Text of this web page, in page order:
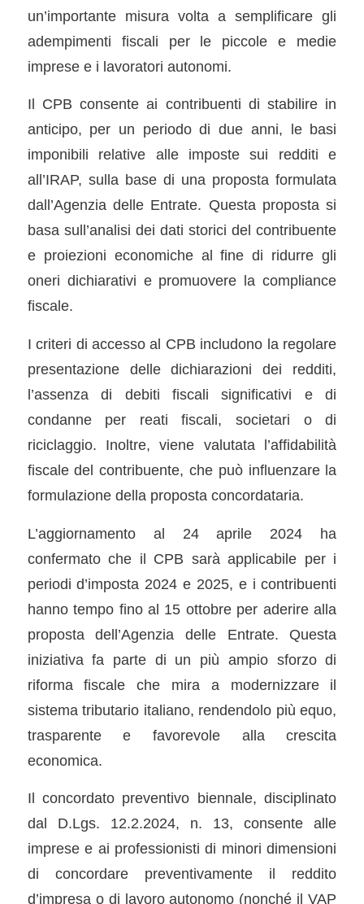
un’importante misura volta a semplificare gli
adempimenti fiscali per le piccole e medie
imprese e i lavoratori autonomi.
Il CPB consente ai contribuenti di stabilire in
anticipo, per un periodo di due anni, le basi
imponibili relative alle imposte sui redditi e
all’IRAP, sulla base di una proposta formulata
dall’Agenzia delle Entrate. Questa proposta si
basa sull’analisi dei dati storici del contribuente
e proiezioni economiche al fine di ridurre gli
oneri dichiarativi e promuovere la compliance
fiscale.
I criteri di accesso al CPB includono la regolare
presentazione delle dichiarazioni dei redditi,
l’assenza di debiti fiscali significativi e di
condanne per reati fiscali, societari o di
riciclaggio. Inoltre, viene valutata l’affidabilità
fiscale del contribuente, che può influenzare la
formulazione della proposta concordataria.
L’aggiornamento al 24 aprile 2024 ha
confermato che il CPB sarà applicabile per i
periodi d’imposta 2024 e 2025, e i contribuenti
hanno tempo fino al 15 ottobre per aderire alla
proposta dell’Agenzia delle Entrate. Questa
iniziativa fa parte di un più ampio sforzo di
riforma fiscale che mira a modernizzare il
sistema tributario italiano, rendendolo più equo,
trasparente e favorevole alla crescita
economica.
Il concordato preventivo biennale, disciplinato
dal D.Lgs. 12.2.2024, n. 13, consente alle
imprese e ai professionisti di minori dimensioni
di concordare preventivamente il reddito
d’impresa o di lavoro autonomo (nonché il VAP